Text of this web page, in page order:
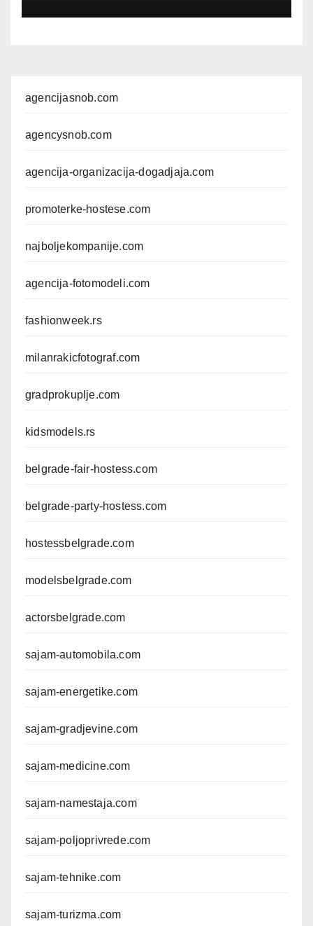
agencijasnob.com
agencysnob.com
agencija-organizacija-dogadjaja.com
promoterke-hostese.com
najboljekompanije.com
agencija-fotomodeli.com
fashionweek.rs
milanrakicfotograf.com
gradprokuplje.com
kidsmodels.rs
belgrade-fair-hostess.com
belgrade-party-hostess.com
hostessbelgrade.com
modelsbelgrade.com
actorsbelgrade.com
sajam-automobila.com
sajam-energetike.com
sajam-gradjevine.com
sajam-medicine.com
sajam-namestaja.com
sajam-poljoprivrede.com
sajam-tehnike.com
sajam-turizma.com